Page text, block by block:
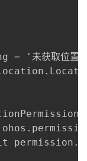
'未获取位置